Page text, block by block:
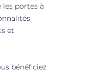
les portes à
et
bénéficiez